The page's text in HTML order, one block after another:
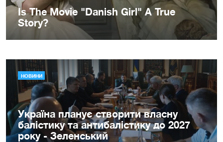
НОВИНИ
Україна планує створити власну
балістику та антибалістику до 2027
року - Зеленський